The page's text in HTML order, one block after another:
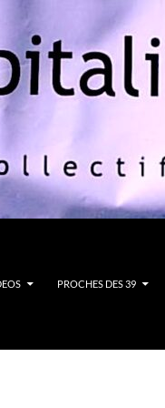
PROCHES DES 39